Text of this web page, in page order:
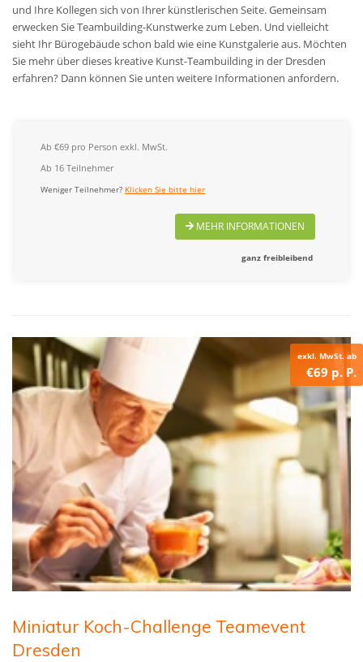
und Ihre Kollegen sich von Ihrer künstlerischen Seite. Gemeinsam
erwecken Sie Teambuilding-Kunstwerke zum Leben. Und vielleicht
sieht Ihr Bürogebäude schon bald wie eine Kunstgalerie aus. Möchten
Sie mehr über dieses kreative Kunst-Teambuilding in der Dresden
erfahren? Dann können Sie unten weitere Informationen anfordern.
Ab €69 pro Person exkl. MwSt.
Ab 16 Teilnehmer
Weniger Teilnehmer? Klicken Sie bitte hier
MEHR INFORMATIONEN
ganz freibleibend
exkl. MwSt. ab
€69 p. P.
Miniatur Koch-Challenge Teamevent
Dresden